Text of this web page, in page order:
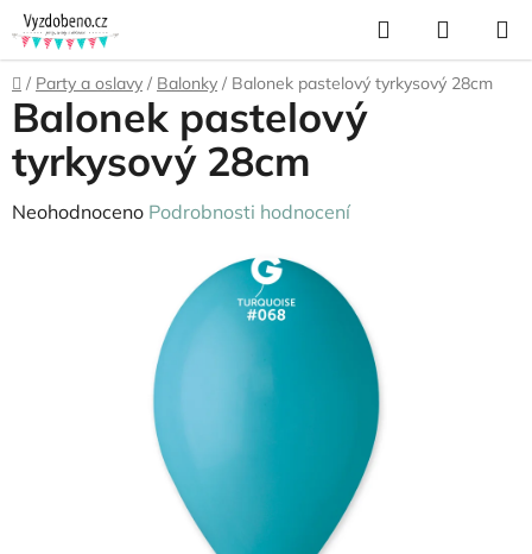
Přejít
na
obsah
Hledat
KOŠÍK
Domů
/ Party a oslavy / Balonky / Balonek pastelový tyrkysový 28cm
Balonek pastelový
tyrkysový 28cm
Průměrné
Neohodnoceno Podrobnosti hodnocení